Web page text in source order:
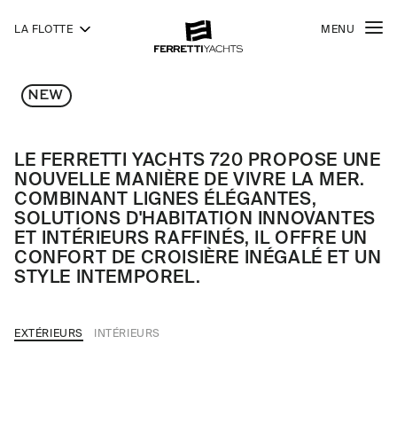
LA FLOTTE MENU
YACHTS
NEW
LE FERRETTI YACHTS 720 PROPOSE UNE
NOUVELLE MANIÈRE DE VIVRE LA MER.
COMBINANT LIGNES ÉLÉGANTES,
SOLUTIONS D'HABITATION INNOVANTES
ET INTÉRIEURS RAFFINÉS, IL OFFRE UN
CONFORT DE CROISIÈRE INÉGALÉ ET UN
STYLE INTEMPOREL.
EXTÉRIEURS INTÉRIEURS